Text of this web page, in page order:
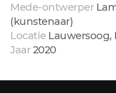
Mede-ontwerper
(kunstenaar)
LocatieLauwersoog,
Jaar2020